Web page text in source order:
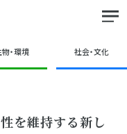
・環境 社会・文化
を維持する新し